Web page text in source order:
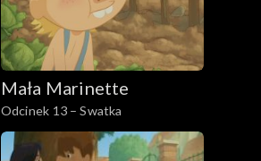
Mała Marinette
Odcinek 13 – Swatka